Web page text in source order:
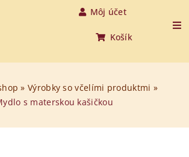
Môj účet
Košík
»Výrobky so včelími produktmi »
s materskou kašičkou